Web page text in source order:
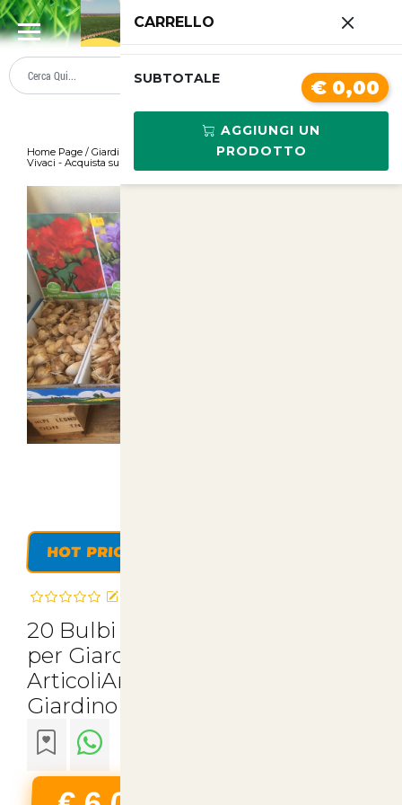
Home Page / Giardinaggio
20 Bulbi Fresie Doppie Colorate per Giardini
Vivaci - Acquista su ArticoliAnimal
HOT PRICE
20 Bulbi Fresie Doppie Colorate
per Giardini Vivaci - Acquista su
ArticoliAnimali.net per un
Giardino Fiorito e Sano
CARRELLO
SUBTOTALE € 0,00
AGGIUNGI UN
PRODOTTO